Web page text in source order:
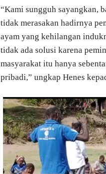
“Kami sungguh sayangkan,
tidak merasakan hadirnya
ayam yang kehilangan
tidak ada solusi karena
masyarakat itu hanya
pribadi,” ungkap Henes